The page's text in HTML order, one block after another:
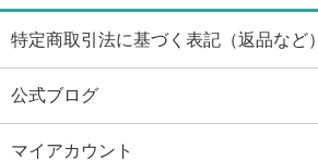
特定商取引法に基づく表記（返品など）
公式ブログ
マイアカウント